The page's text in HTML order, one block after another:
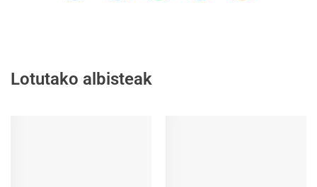
Lotutako albisteak